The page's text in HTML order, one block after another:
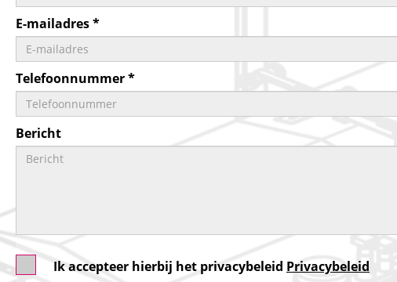
E-mailadres *
Telefoonnummer *
Bericht
Ik accepteer hierbij het privacybeleid Privacybeleid